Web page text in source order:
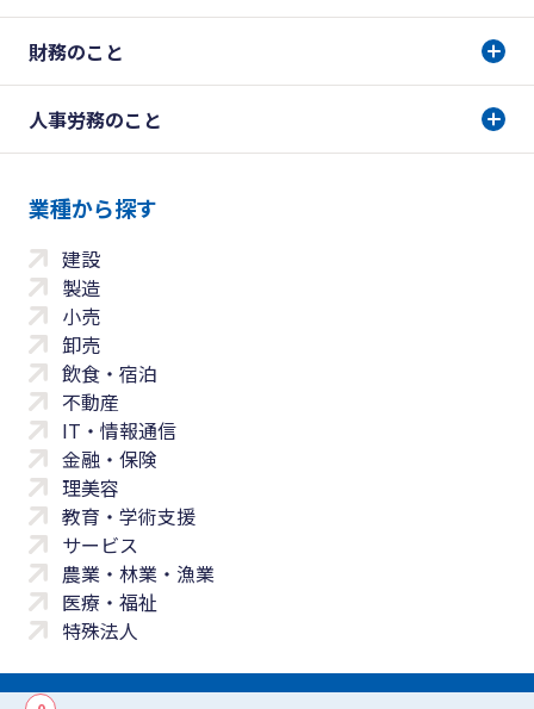
財務のこと
人事労務のこと
業種から探す
建設
製造
小売
卸売
飲食・宿泊
不動産
IT・情報通信
金融・保険
理美容
教育・学術支援
サービス
農業・林業・漁業
医療・福祉
特殊法人